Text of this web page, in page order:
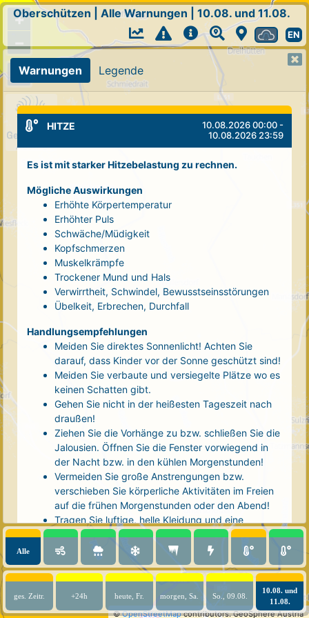
+
−
©OpenStreetMapcontributors. GeoSphere Austria
Oberschützen Alle Warnungen 10.08. und 11.08.
EN
Warnungen Legende
HITZE
10.08.2026 00:00 -
10.08.2026 23:59
Es ist mit starker Hitzebelastung zu rechnen.
Mögliche Auswirkungen
Erhöhte Körpertemperatur
Erhöhter Puls
Schwäche/Müdigkeit
Kopfschmerzen
Muskelkrämpfe
Trockener Mund und Hals
Verwirrtheit, Schwindel, Bewusstseinsstörungen
Übelkeit, Erbrechen, Durchfall
Handlungsempfehlungen
Meiden Sie direktes Sonnenlicht! Achten Sie
darauf, dass Kinder vor der Sonne geschützt sind!
Meiden Sie verbaute und versiegelte Plätze wo es
keinen Schatten gibt.
Gehen Sie nicht in der heißesten Tageszeit nach
draußen!
Ziehen Sie die Vorhänge zu bzw. schließen Sie die
Jalousien. Öffnen Sie die Fenster vorwiegend in
der Nacht bzw. in den kühlen Morgenstunden!
Vermeiden Sie große Anstrengungen bzw.
verschieben Sie körperliche Aktivitäten im Freien
auf die frühen Morgenstunden oder den Abend!
Tragen Sie luftige, helle Kleidung und eine
Kopfbedeckung!
Nehmen Sie eine kühle Dusche! Auch kalte Arm-
und Fußbäder wirken entlastend.
Trinken Sie ausreichend und regelmäßig
(mindestens 2 - 3 Liter pro Tag)! Optimal sind
Wasser, ungesüßter Tee oder mit Wasser
Alle
ges. Zeitr. +24h heute, Fr. morgen, Sa. So., 09.08.
10.08. und
11.08.